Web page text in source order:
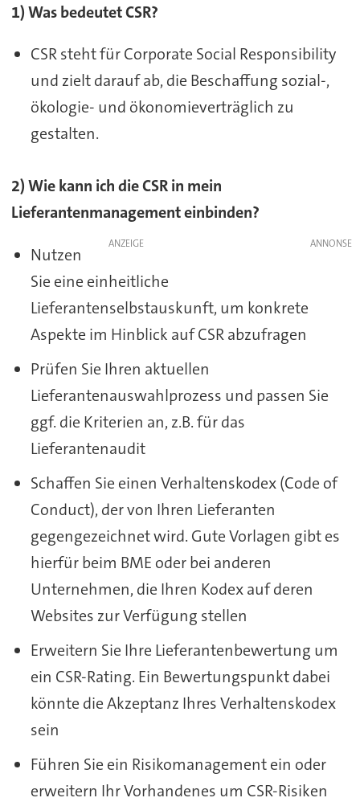
1) Was bedeutet CSR?
CSR steht für Corporate Social Responsibility
und zielt darauf ab, die Beschaffung sozial-,
ökologie- und ökonomieverträglich zu
gestalten.
2) Wie kann ich die CSR in mein
Lieferantenmanagement einbinden?
ANZEIGE
Nutzen
Sie eine einheitliche
Lieferantenselbstauskunft, um konkrete
Aspekte im Hinblick auf CSR abzufragen
Prüfen Sie Ihren aktuellen
Lieferantenauswahlprozess und passen Sie
ggf. die Kriterien an, z.B. für das
Lieferantenaudit
Schaffen Sie einen Verhaltenskodex (Code of
Conduct), der von Ihren Lieferanten
gegengezeichnet wird. Gute Vorlagen gibt es
hierfür beim BME oder bei anderen
Unternehmen, die Ihren Kodex auf deren
Websites zur Verfügung stellen
Erweitern Sie Ihre Lieferantenbewertung um
ein CSR-Rating. Ein Bewertungspunkt dabei
könnte die Akzeptanz Ihres Verhaltenskodex
sein
Führen Sie ein Risikomanagement ein oder
erweitern Ihr Vorhandenes um CSR-Risiken